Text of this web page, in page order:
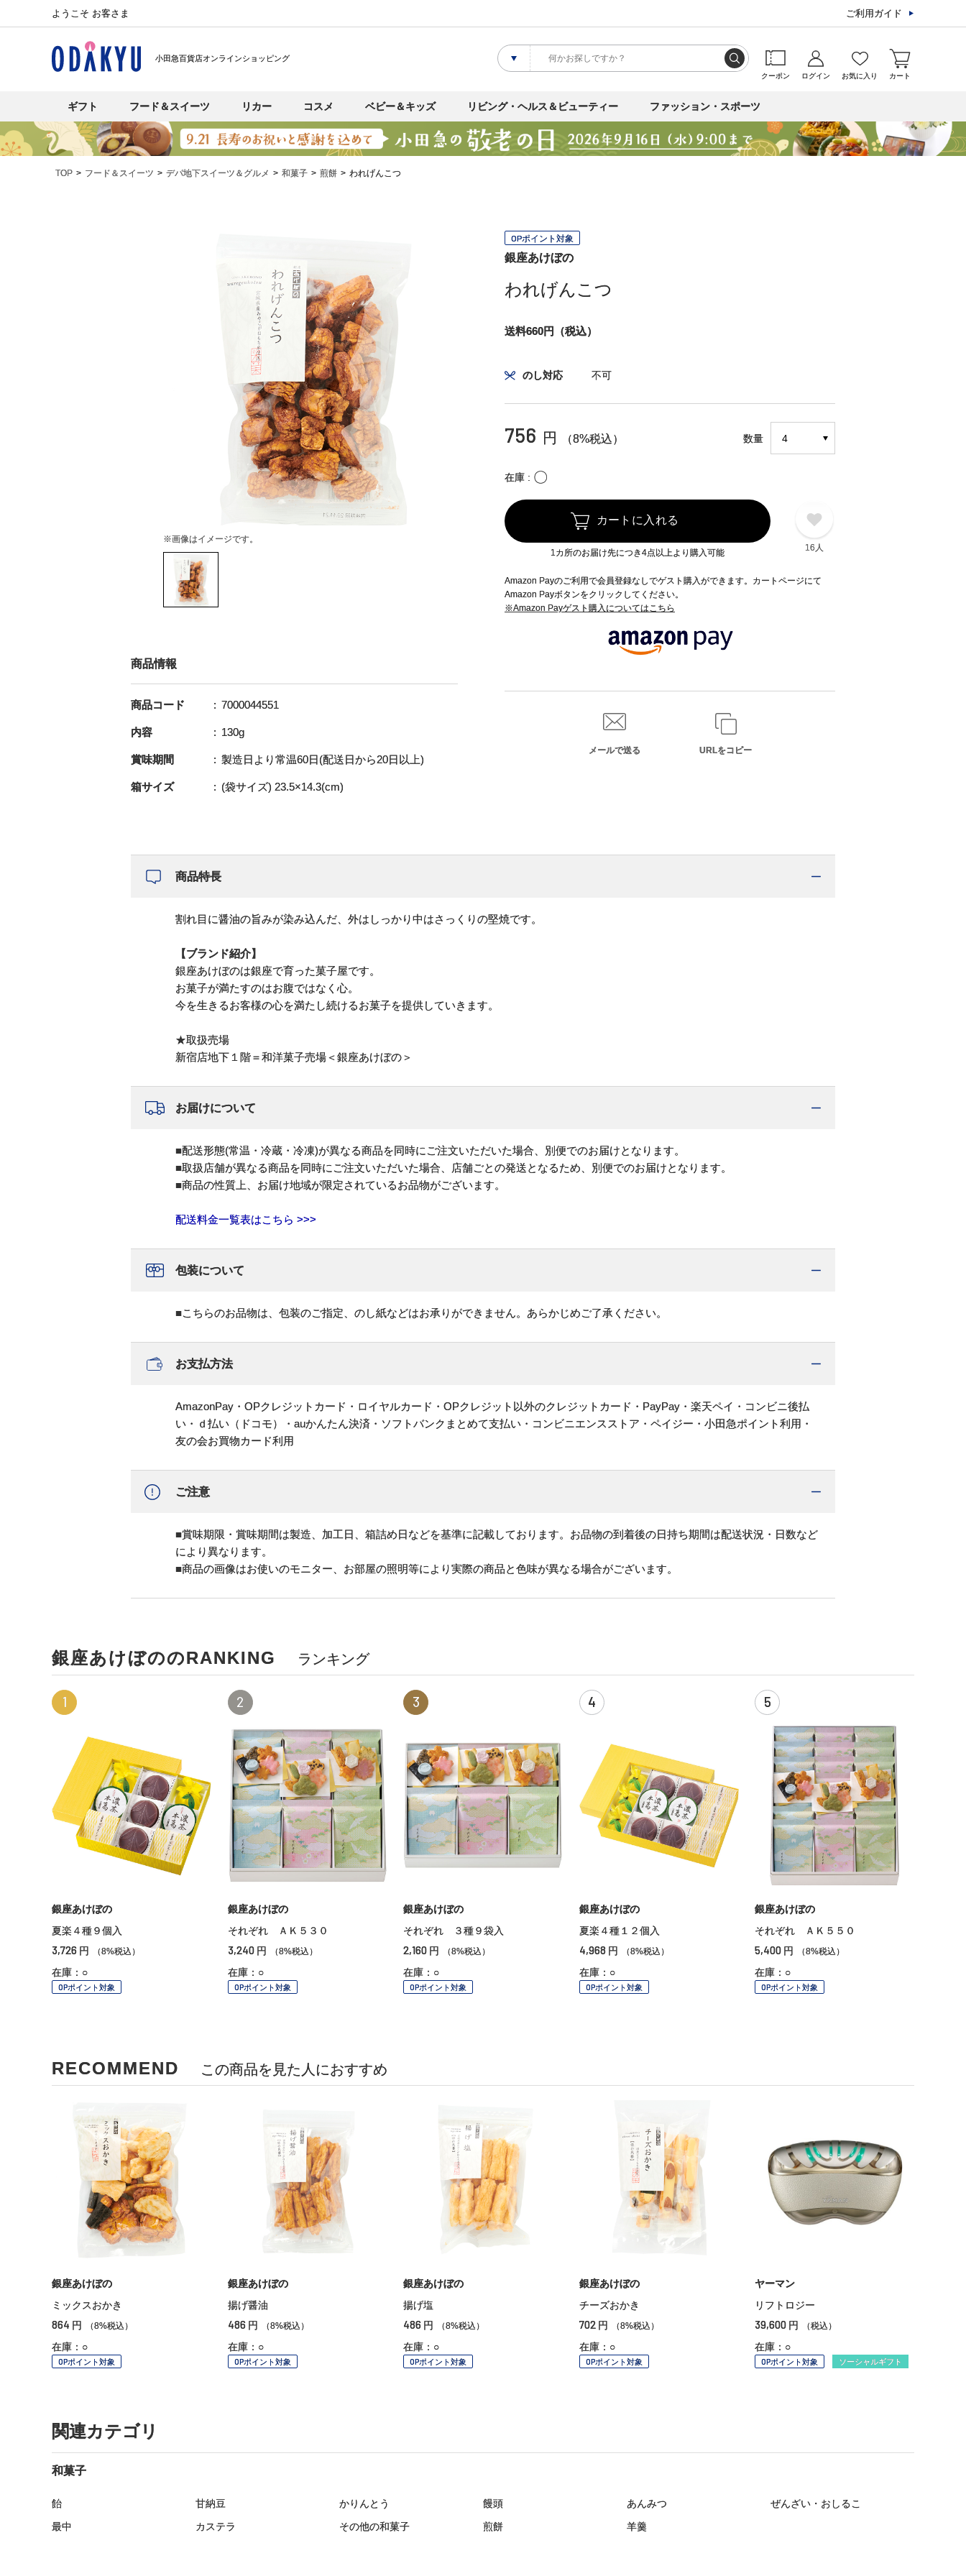
ようこそ お客さま ご利用ガイド
小田急百貨店オンラインショッピング
クーポン ログイン お気に入り カート
ギフト フード＆スイーツ リカー コスメ ベビー＆キッズ リビング・ヘルス＆ビューティー ファッション・スポーツ
TOP フード＆スイーツ デパ地下スイーツ＆グルメ 和菓子 煎餅 われげんこつ
※画像はイメージです。
OPポイント対象
銀座あけぼの
われげんこつ
送料660円（税込）
のし対応 不可
756 円 （8%税込） 数量
在庫 〇
カートに入れる
1カ所のお届け先につき4点以上より購入可能 16人
Amazon Payのご利用で会員登録なしでゲスト購入ができます。カートページにて
Amazon Payボタンをクリックしてください。
※Amazon Payゲスト購入についてはこちら
メールで送る URLをコピー
商品情報
商品コード 7000044551
内容 130g
賞味期間 製造日より常温60日(配送日から20日以上)
箱サイズ (袋サイズ) 23.5×14.3(cm)
商品特長
割れ目に醤油の旨みが染み込んだ、外はしっかり中はさっくりの堅焼です。
【ブランド紹介】
銀座あけぼのは銀座で育った菓子屋です。
お菓子が満たすのはお腹ではなく心。
今を生きるお客様の心を満たし続けるお菓子を提供していきます。
★取扱売場
新宿店地下１階＝和洋菓子売場＜銀座あけぼの＞
お届けについて
■配送形態(常温・冷蔵・冷凍)が異なる商品を同時にご注文いただいた場合、別便でのお届けとなります。
■取扱店舗が異なる商品を同時にご注文いただいた場合、店舗ごとの発送となるため、別便でのお届けとなります。
■商品の性質上、お届け地域が限定されているお品物がございます。
配送料金一覧表はこちら >>>
包装について
■こちらのお品物は、包装のご指定、のし紙などはお承りができません。あらかじめご了承ください。
お支払方法
AmazonPay・OPクレジットカード・ロイヤルカード・OPクレジット以外のクレジットカード・PayPay・楽天ペイ・コンビニ後払
い・ｄ払い（ドコモ）・auかんたん決済・ソフトバンクまとめて支払い・コンビニエンスストア・ペイジー・小田急ポイント利用・
友の会お買物カード利用
ご注意
■賞味期限・賞味期間は製造、加工日、箱詰め日などを基準に記載しております。お品物の到着後の日持ち期間は配送状況・日数など
により異なります。
■商品の画像はお使いのモニター、お部屋の照明等により実際の商品と色味が異なる場合がございます。
銀座あけぼののRANKING ランキング
1
銀座あけぼの
夏楽４種９個入
3,726 円 （8%税込）
在庫：○
OPポイント対象
2
銀座あけぼの
それぞれ ＡＫ５３０
3,240 円 （8%税込）
在庫：○
OPポイント対象
3
銀座あけぼの
それぞれ ３種９袋入
2,160 円 （8%税込）
在庫：○
OPポイント対象
4
銀座あけぼの
夏楽４種１２個入
4,968 円 （8%税込）
在庫：○
OPポイント対象
5
銀座あけぼの
それぞれ ＡＫ５５０
5,400 円 （8%税込）
在庫：○
OPポイント対象
RECOMMEND この商品を見た人におすすめ
銀座あけぼの
ミックスおかき
864 円 （8%税込）
在庫：○
OPポイント対象
銀座あけぼの
揚げ醤油
486 円 （8%税込）
在庫：○
OPポイント対象
銀座あけぼの
揚げ塩
486 円 （8%税込）
在庫：○
OPポイント対象
銀座あけぼの
チーズおかき
702 円 （8%税込）
在庫：○
OPポイント対象
ヤーマン
リフトロジー
39,600 円 （税込）
在庫：○
OPポイント対象 ソーシャルギフト
関連カテゴリ
和菓子
飴 甘納豆 かりんとう 饅頭 あんみつ
ぜんざい・おしるこ
最中
カステラ その他の和菓子 煎餅 羊羹